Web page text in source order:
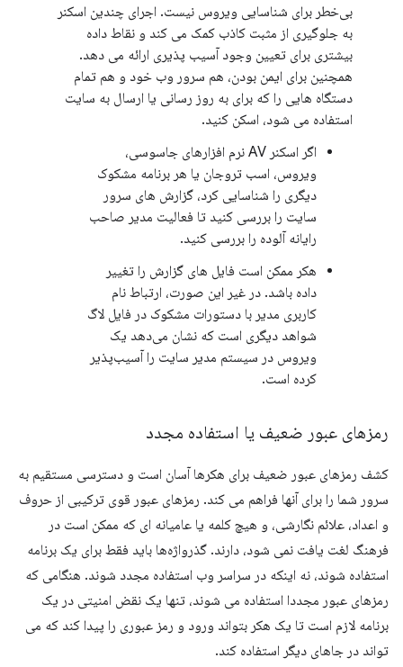
بی‌خطر برای شناسایی ویروس نیست. اجرای چندین اسکنر
به جلوگیری از مثبت کاذب کمک می کند و نقاط داده
بیشتری برای تعیین وجود آسیب پذیری ارائه می دهد.
همچنین برای ایمن بودن، هم سرور وب خود و هم تمام
دستگاه هایی را که برای به روز رسانی یا ارسال به سایت
استفاده می شود، اسکن کنید.
اگر اسکنر AV نرم افزارهای جاسوسی،
ویروس، اسب تروجان یا هر برنامه مشکوک
دیگری را شناسایی کرد، گزارش های سرور
سایت را بررسی کنید تا فعالیت مدیر صاحب
رایانه آلوده را بررسی کنید.
هکر ممکن است فایل های گزارش را تغییر
داده باشد. در غیر این صورت، ارتباط نام
کاربری مدیر با دستورات مشکوک در فایل لاگ
شواهد دیگری است که نشان می‌دهد یک
ویروس در سیستم مدیر سایت را آسیب‌پذیر
کرده است.
رمزهای عبور ضعیف یا استفاده مجدد
کشف رمزهای عبور ضعیف برای هکرها آسان است و دسترسی مستقیم به
سرور شما را برای آنها فراهم می کند. رمزهای عبور قوی ترکیبی از حروف
و اعداد، علائم نگارشی، و هیچ کلمه یا عامیانه ای که ممکن است در
فرهنگ لغت یافت نمی شود، دارند. گذرواژه‌ها باید فقط برای یک برنامه
استفاده شوند، نه اینکه در سراسر وب استفاده مجدد شوند. هنگامی که
رمزهای عبور مجددا استفاده می شوند، تنها یک نقض امنیتی در یک
برنامه لازم است تا یک هکر بتواند ورود و رمز عبوری را پیدا کند که می
تواند در جاهای دیگر استفاده کند.